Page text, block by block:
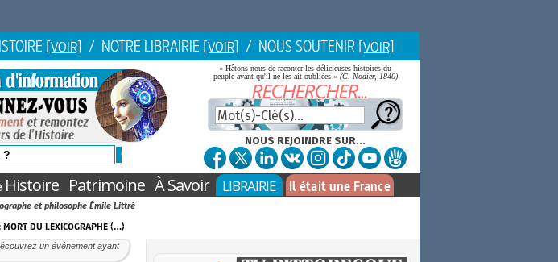
[VOIR] / NOTRE LIBRAIRIE [VOIR] / NOUS SOUTENIR [VOIR]
« Hâtons-nous de raconter les délicieuses histoires du
peuple avant qu'il ne les ait oubliées » (C. Nodier, 1840)
NOUS REJOINDRE SUR...
Histoire Patrimoine À Savoir LIBRAIRIE Il était une France
et philosophe Émile Littré
mort du lexicographe (…)
un événement ayant